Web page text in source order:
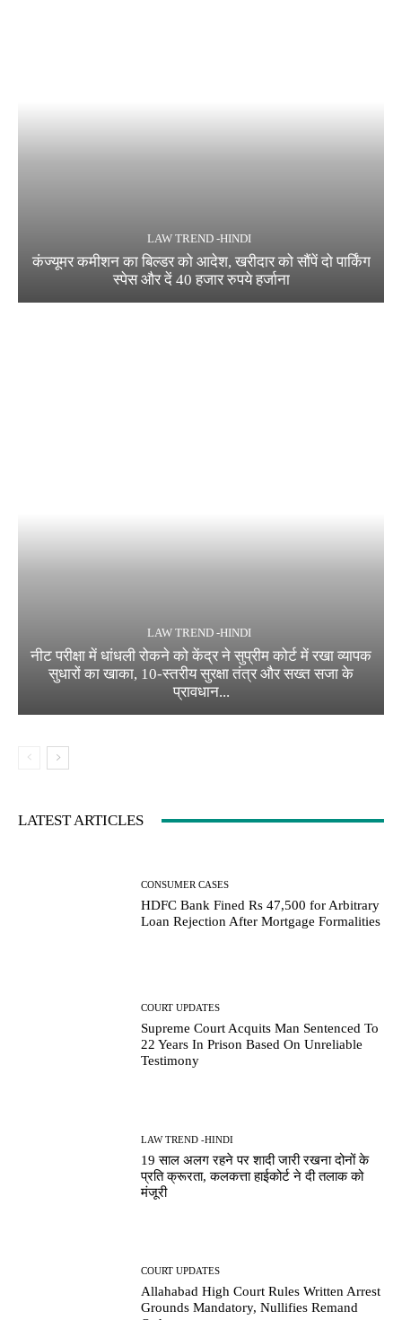
LAW TREND -HINDI
कंज्यूमर कमीशन का बिल्डर को आदेश, खरीदार को सौंपें दो पार्किंग
स्पेस और दें 40 हजार रुपये हर्जाना
LAW TREND -HINDI
नीट परीक्षा में धांधली रोकने को केंद्र ने सुप्रीम कोर्ट में रखा व्यापक
सुधारों का खाका, 10-स्तरीय सुरक्षा तंत्र और सख्त सजा के
प्रावधान...
LATEST ARTICLES
CONSUMER CASES
HDFC Bank Fined Rs 47,500 for Arbitrary
Loan Rejection After Mortgage Formalities
COURT UPDATES
Supreme Court Acquits Man Sentenced To
22 Years In Prison Based On Unreliable
Testimony
LAW TREND -HINDI
19 साल अलग रहने पर शादी जारी रखना दोनों के
प्रति क्रूरता, कलकत्ता हाईकोर्ट ने दी तलाक को
मंजूरी
COURT UPDATES
Allahabad High Court Rules Written Arrest
Grounds Mandatory, Nullifies Remand